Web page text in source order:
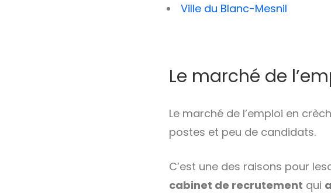
Ville du Blanc-Mesnil
Le marché de
Le marché de l’emploi en
postes et peu de candidats.
C’est une des raisons pour
cabinet de recrutement qui